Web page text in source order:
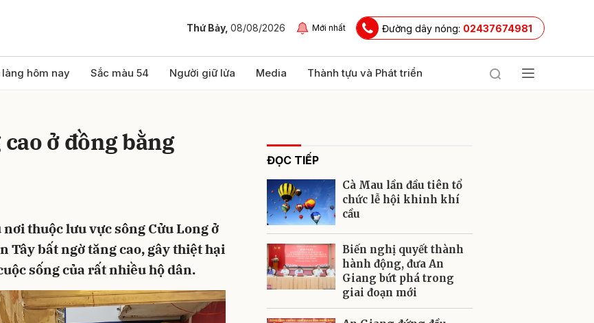
Thứ Bảy, 08/08/2026 Mới nhất Đường dây nóng: 02437674981
làng hôm nay Sắc màu 54 Người giữ lửa Media Thành tựu và Phát triển
ở đồng bằng
thuộc lưu vực sông Cửu Long ở
Tây bất ngờ tăng cao, gây thiệt hại
sống của rất nhiều hộ dân.
ĐỌC TIẾP
Cà Mau lần đầu tiên tổ
chức lễ hội khinh khí
cầu
Biến nghị quyết thành
hành động, đưa An
Giang bứt phá trong
giai đoạn mới
luận
Hủy Gửi